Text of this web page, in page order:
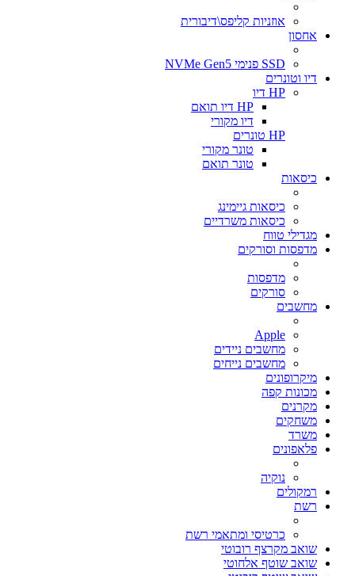
אוזניות קליפס\דיבורית
אחסון
SSD פנימי NVMe Gen5
דיו וטונרים
HP דיו
HP דיו תואם
דיו מקורי
HP טונרים
טונר מקורי
טונר תואם
כיסאות
כיסאות גיימינג
כיסאות משרדיים
מגדילי טווח
מדפסות וסורקים
מדפסות
סורקים
מחשבים
Apple
מחשבים ניידים
מחשבים נייחים
מיקרופונים
מכונות קפה
מקרנים
משחקים
משרד
פלאפונים
נוקיה
רמקולים
רשת
כרטיסי ומתאמי רשת
שואב מקרצף רובוטי
שואב שוטף אלחוטי